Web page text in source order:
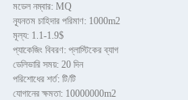
মডেল নম্বার: MQ
ন্যূনতম চাহিদার পরিমাণ: 1000m2
মূল্য: 1.1-1.9$
প্যাকেজিং বিবরণ: প্লাস্টিকের ব্যাগ
ডেলিভারি সময়: 20 দিন
পরিশোধের শর্ত: টি/টি
যোগানের ক্ষমতা: 10000000m2